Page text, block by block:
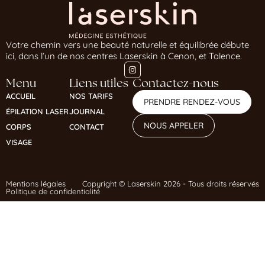
Votre chemin vers une beauté naturelle et équilibrée débute
ici, dans l’un de nos centres Laserskin à Cenon, et Talence.
Menu
ACCUEIL
ÉPILATION LASER
CORPS
VISAGE
Liens utiles
NOS TARIFS
JOURNAL
CONTACT
Contactez-nous
PRENDRE RENDEZ-VOUS
NOUS APPELER
Mentions légales
Copyright © Laserskin 2026 - Tous droits réservés
Politique de confidentialité